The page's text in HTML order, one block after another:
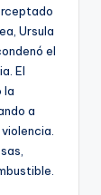
Ursula
el
El
la
a